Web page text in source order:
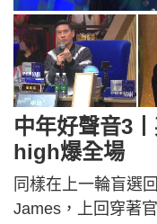
中年好聲音3
high爆全場
同樣在上一輪盲選
James，上回穿著